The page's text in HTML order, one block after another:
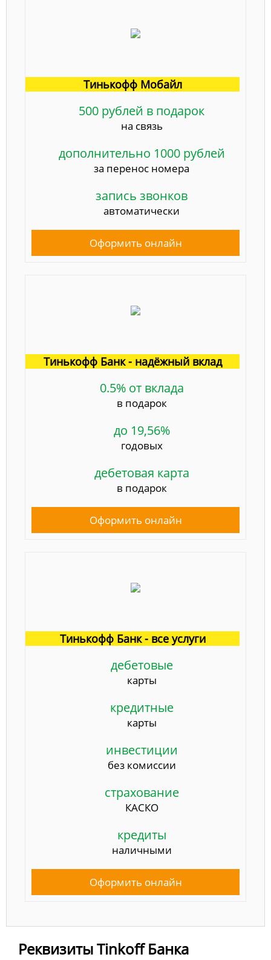
Тинькофф Мобайл
500 рублей в подарок
на связь
дополнительно 1000 рублей
за перенос номера
запись звонков
автоматически
Оформить онлайн
Тинькофф Банк - надёжный вклад
0.5% от вклада
в подарок
до 19,56%
годовых
дебетовая карта
в подарок
Оформить онлайн
Тинькофф Банк - все услуги
дебетовые
карты
кредитные
карты
инвестиции
без комиссии
страхование
КАСКО
кредиты
наличными
Оформить онлайн
Реквизиты Tinkoff Банка